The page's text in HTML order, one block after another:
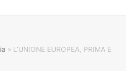
» L’UNIONE EUROPEA, PRIMA E